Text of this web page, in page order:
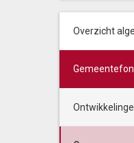
Overzicht